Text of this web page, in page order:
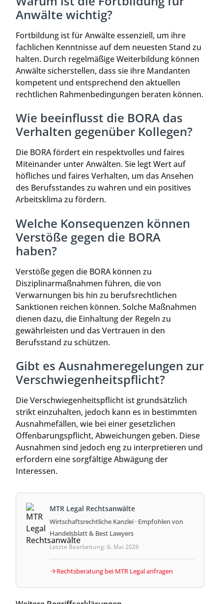
Anwälte wichtig?
Fortbildung ist für Anwälte essenziell, um ihre
fachlichen Kenntnisse auf dem neuesten Stand zu
halten. Durch regelmäßige Weiterbildung können
Anwälte sicherstellen, dass sie ihre Mandanten
kompetent und entsprechend den aktuellen
rechtlichen Rahmenbedingungen beraten können.
Wie beeinflusst die BORA das
Verhalten gegenüber Kollegen?
Die BORA fördert ein respektvolles und faires
Miteinander unter Anwälten. Sie legt Wert auf
höfliches und faires Verhalten, um das Ansehen
des Berufsstandes zu wahren und ein positives
Arbeitsklima zu fördern.
Welche Konsequenzen können
Verstöße gegen die BORA
haben?
Verstöße gegen die BORA können zu
Disziplinarmaßnahmen führen, die von
Verwarnungen bis hin zu berufsrechtlichen
Sanktionen reichen können. Solche Maßnahmen
dienen dazu, die Einhaltung der Regeln zu
gewährleisten und das Vertrauen in den
Berufsstand zu schützen.
Gibt es Ausnahmeregelungen zur
Verschwiegenheitspflicht?
Die Verschwiegenheitspflicht ist grundsätzlich
strikt einzuhalten, jedoch kann es in bestimmten
Ausnahmefällen, wie bei einer gesetzlichen
Offenbarungspflicht, Abweichungen geben. Diese
Ausnahmen sind jedoch eng zu interpretieren und
erfordern eine sorgfältige Abwägung der
Interessen.
MTR Legal Rechtsanwälte
Wirtschaftsrechtliche Kanzlei · Empfohlen von
Handelsblatt & Best Lawyers
Letzte Bearbeitung: 6. Mai 2026
Rechtsberatung bei MTR Legal anfragen